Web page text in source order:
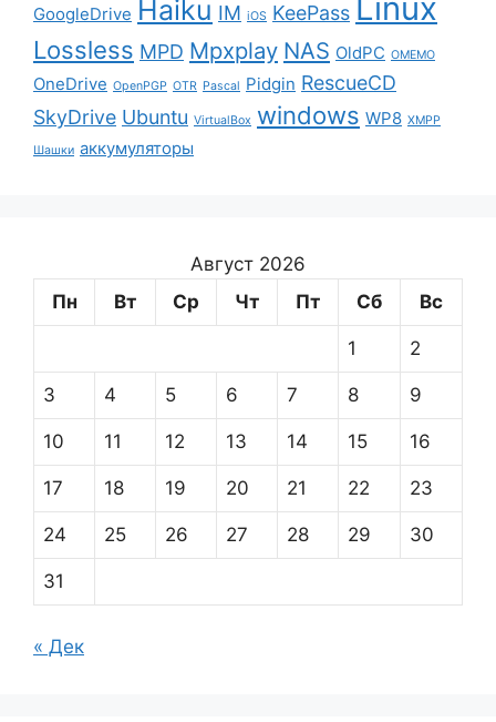
GoogleDrive Haiku IM iOS KeePass Linux
Lossless MPD Mpxplay NAS OldPC OMEMO
OneDrive OpenPGP OTR Pascal Pidgin RescueCD
SkyDrive Ubuntu VirtualBox windows WP8 XMPP
Шашки аккумуляторы
Август 2026
Пн
Вт Ср Чт Пт Сб Вс
1 2
3 4 5 6 7 8 9
10 11 12 13 14 15 16
17 18 19 20 21 22 23
24 25 26 27 28 29 30
31
« Дек